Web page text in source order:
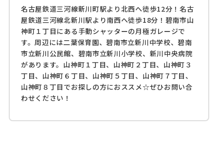
名古屋鉄道三河線新川町駅より北西へ徒歩12分！名古
屋鉄道三河線北新川駅より南西へ徒歩18分！碧南市山
神町１丁目にある手動シャッターの月極ガレージで
す。周辺には二葉保育園、碧南市立新川中学校、碧南
市立新川公民館、碧南市立新川小学校、新川中央病院
があります。山神町１丁目、山神町２丁目、山神町３
丁目、山神町６丁目、山神町５丁目、山神町７丁目、
山神町８丁目でお探しの方におススメ☆ぜひお問い合
わせください！